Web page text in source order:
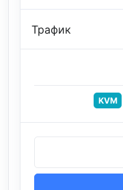
Трафик
KVM